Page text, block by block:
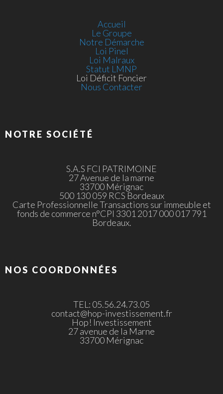
Accueil
Le Groupe
Notre Démarche
Loi Pinel
Loi Malraux
Statut LMNP
Loi Déficit Foncier
Nous Contacter
NOTRE SOCIÉTÉ
S.A.S FCI PATRIMOINE
27 Avenue de la marne
33700 Mérignac
500 130 059 RCS Bordeaux
Carte Professionnelle Transactions sur immeuble et
fonds de commerce n°CPI 3301 2017 000 017 791
Bordeaux.
NOS COORDONNÉES
TEL: 05.56.24.73.05
contact@hop-investissement.fr
Hop! Investissement
27 avenue de la Marne
33700 Mérignac